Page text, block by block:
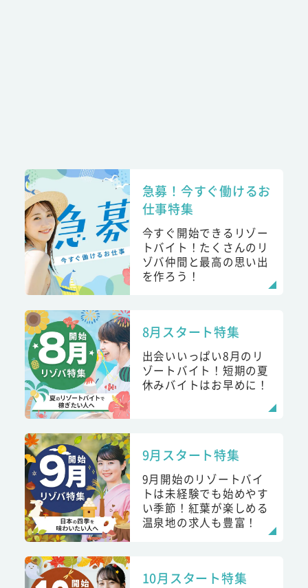
急募！今すぐ働けるお
仕事特集
今すぐ開始できるリゾー
トバイト！たくさんのリ
ゾバ仲間と最高の思い出
を作ろう！
8月スタート特集
出会いいっぱい8月のリ
ゾートバイト！短期の夏
休みバイトはお早めに！
9月スタート特集
9月開始のリゾートバイ
トは未経験でも始めやす
い季節！紅葉が楽しめる
温泉地の求人も豊富！
10月スタート特集